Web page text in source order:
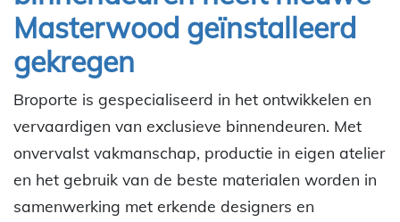
Masterwood geïnstalleerd
gekregen
Broporte is gespecialiseerd in het ontwikkelen en
vervaardigen van exclusieve binnendeuren. Met
onvervalst vakmanschap, productie in eigen atelier
en het gebruik van de beste materialen worden in
samenwerking met erkende designers en